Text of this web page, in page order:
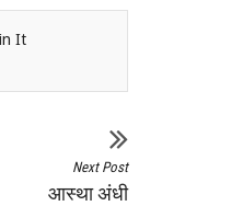
Next Post
आस्था अंधी